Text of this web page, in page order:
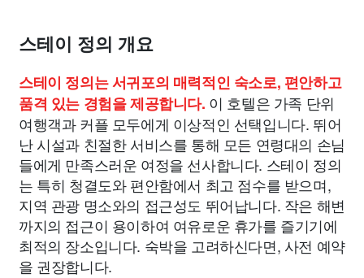
스테이 정의 개요
스테이 정의는 서귀포의 매력적인 숙소로, 편안하고
품격 있는 경험을 제공합니다. 이 호텔은 가족 단위
여행객과 커플 모두에게 이상적인 선택입니다. 뛰어
난 시설과 친절한 서비스를 통해 모든 연령대의 손님
들에게 만족스러운 여정을 선사합니다. 스테이 정의
는 특히 청결도와 편안함에서 최고 점수를 받으며,
지역 관광 명소와의 접근성도 뛰어납니다. 작은 해변
까지의 접근이 용이하여 여유로운 휴가를 즐기기에
최적의 장소입니다. 숙박을 고려하신다면, 사전 예약
을 권장합니다.